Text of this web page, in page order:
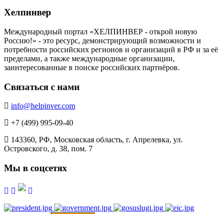
Хелпинвер
Международный портал «ХЕЛПИНВЕР - открой новую
Россию!» - это ресурс, демонстрирующий возможности и
потребности российских регионов и организаций в РФ и за её
пределами, а также международные организации,
заинтересованные в поиске российских партнёров.
Связаться с нами
info@helpinver.com
+7 (499) 995-09-40
143360, РФ, Московская область, г. Апрелевка, ул.
Островского, д. 38, пом. 7
Мы в соцсетях